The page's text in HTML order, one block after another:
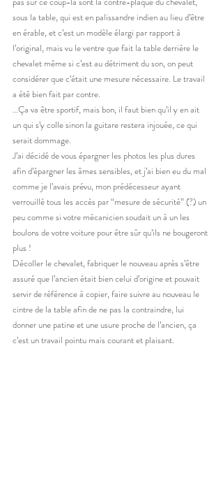
sous la table, qui est en palissandre indien au lieu d’être
en érable, et c’est un modèle élargi par rapport à
l’original, mais vu le ventre que fait la table derrière le
chevalet même si c’est au détriment du son, on peut
considérer que c’était une mesure nécessaire. Le travail
a été bien fait par contre.
…Ça va être sportif, mais bon, il faut bien qu’il y en ait
un qui s’y colle sinon la guitare restera injouée, ce qui
serait dommage.
J’ai décidé de vous épargner les photos les plus dures
afin d’épargner les âmes sensibles, et j’ai bien eu du mal
comme je l’avais prévu, mon prédécesseur ayant
verrouillé tous les accès par “mesure de sécurité” (?) un
peu comme si votre mécanicien soudait un à un les
boulons de votre voiture pour être sûr qu’ils ne bougeront
plus !
Décoller le chevalet, fabriquer le nouveau après s’être
assuré que l’ancien était bien celui d’origine et pouvait
servir de référence à copier, faire suivre au nouveau le
cintre de la table afin de ne pas la contraindre, lui
donner une patine et une usure proche de l’ancien, ça
c’est un travail pointu mais courant et plaisant.